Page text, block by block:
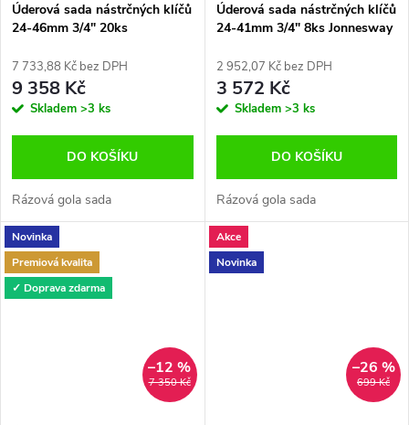
Úderová sada nástrčných klíčů
24-46mm 3/4" 20ks
7 733,88 Kč bez DPH
9 358 Kč
Skladem >3 ks
DO KOŠÍKU
Rázová gola sada
Úderová sada nástrčných klíčů
24-41mm 3/4" 8ks Jonnesway
2 952,07 Kč bez DPH
3 572 Kč
Skladem >3 ks
DO KOŠÍKU
Rázová gola sada
Novinka
Premiová kvalita
✓ Doprava zdarma
7 350 Kč
–12 %
Akce
Novinka
699 Kč
–26 %